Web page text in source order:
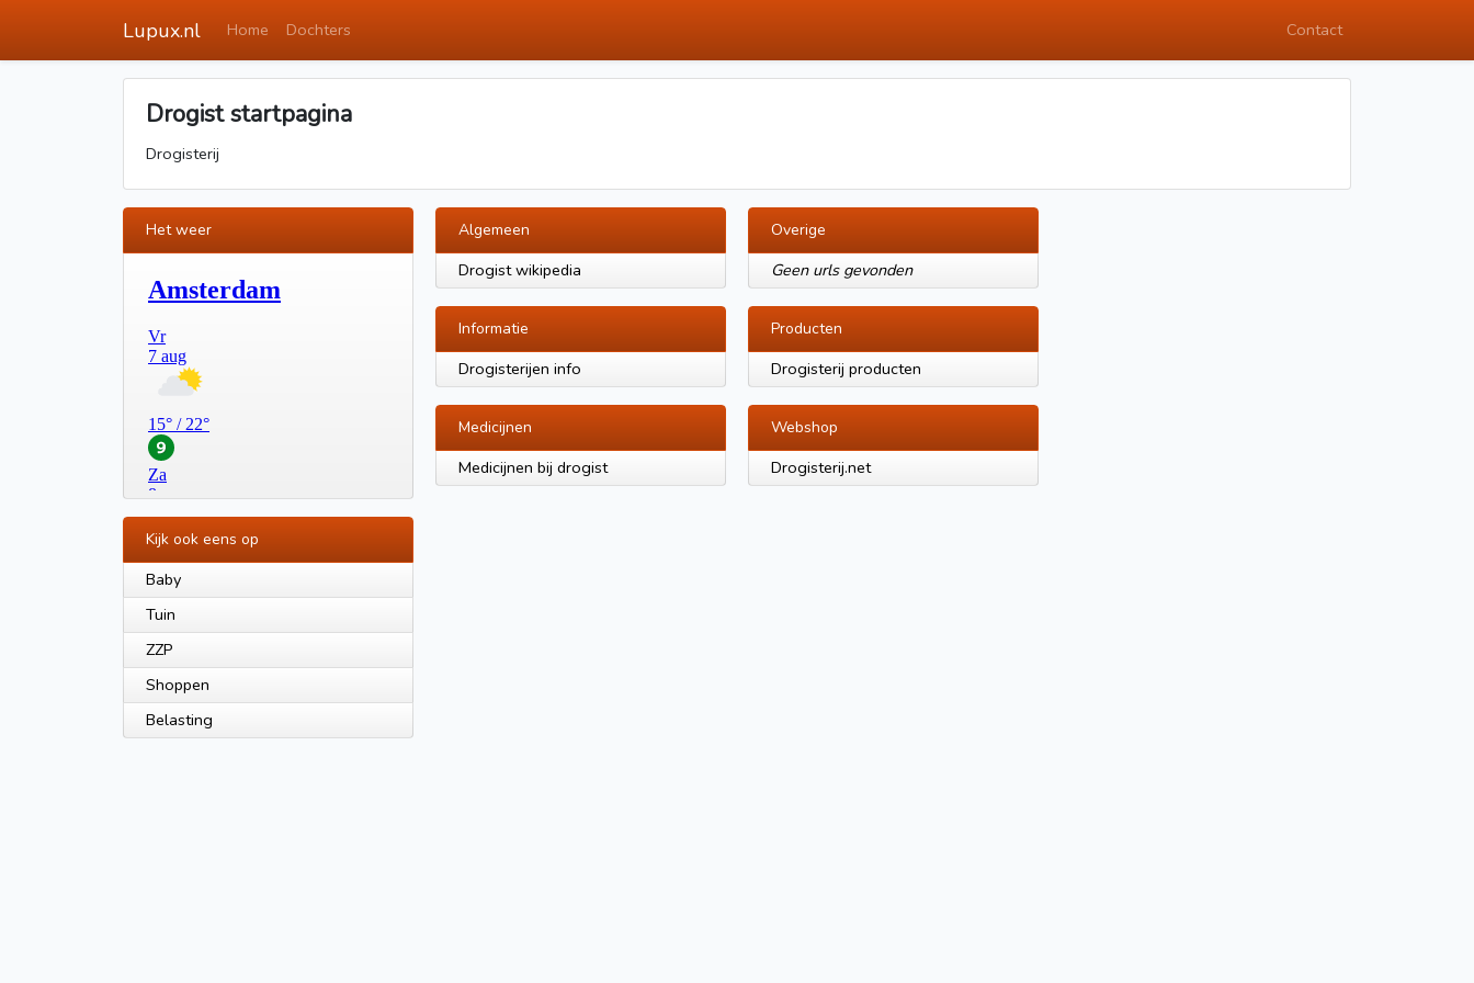
Lupux.nl Home Dochters Contact
Drogist startpagina
Drogisterij
Het weer
Kijk ook eens op
Baby
Tuin
ZZP
Shoppen
Belasting
Algemeen
Drogist wikipedia
Informatie
Drogisterijen info
Medicijnen
Medicijnen bij drogist
Overige
Geen urls gevonden
Producten
Drogisterij producten
Webshop
Drogisterij.net